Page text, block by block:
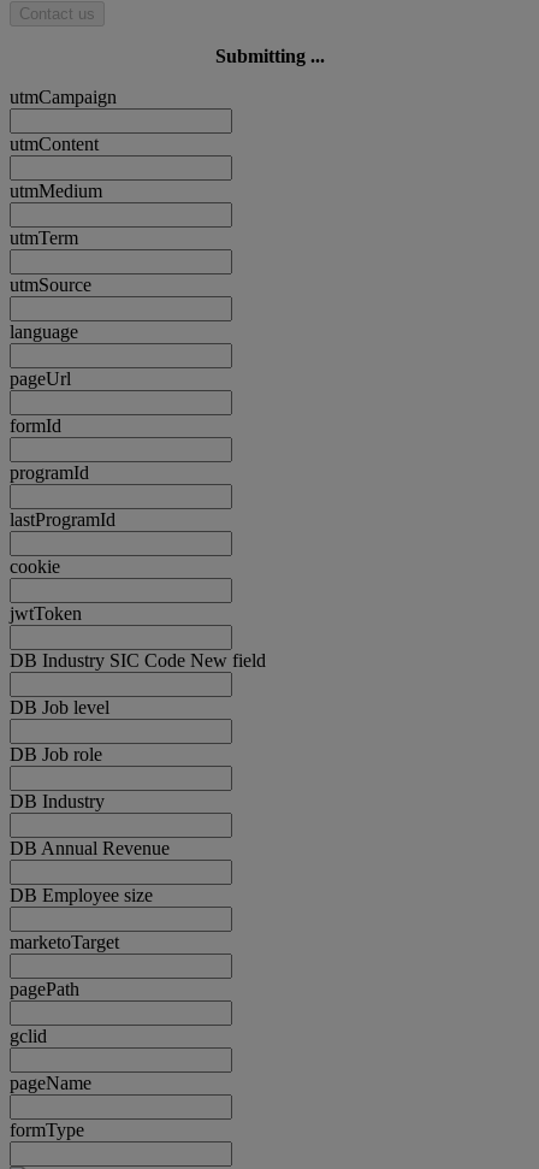
Contact us
Submitting ...
utmCampaign
utmContent
utmMedium
utmTerm
utmSource
language
pageUrl
formId
programId
lastProgramId
cookie
jwtToken
DB Industry SIC Code New field
DB Job level
DB Job role
DB Industry
DB Annual Revenue
DB Employee size
marketoTarget
pagePath
gclid
pageName
formType